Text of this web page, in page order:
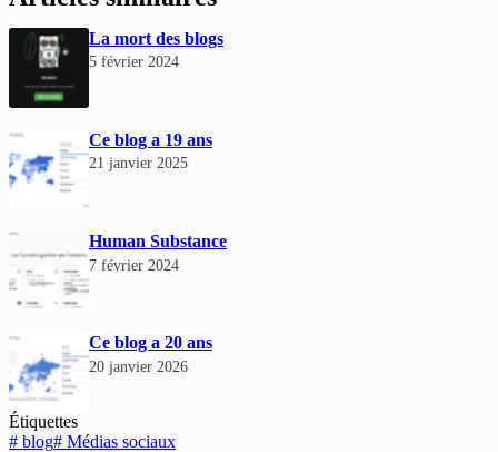
La mort des blogs
5 février 2024
Ce blog a 19 ans
21 janvier 2025
Human Substance
7 février 2024
Ce blog a 20 ans
20 janvier 2026
Étiquettes
# blog# Médias sociaux